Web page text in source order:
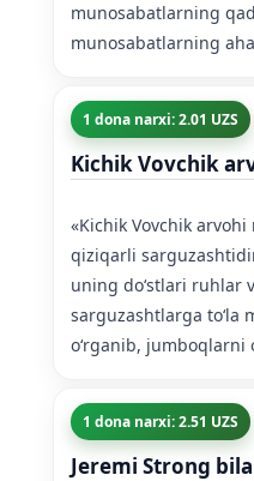
munosabatlarning
munosabatlarning
1 dona narxi: 2.01 UZS
Kichik Vovchik
«Kichik Vovchik
qiziqarli
uning doʻstlari ruhlar
sarguzashtlarga toʻla
oʻrganib, jumboqlarni
1 dona narxi: 2.51 UZS
Jeremi Strong